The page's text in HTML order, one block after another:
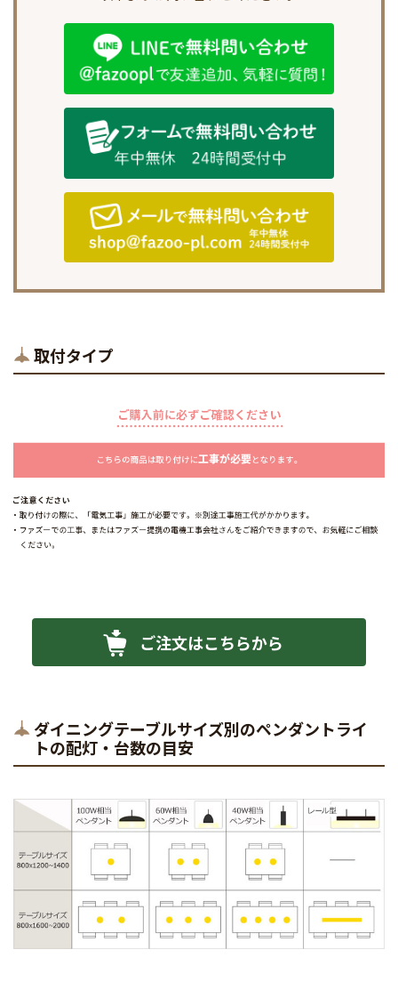
取付タイプ
ご注文はこちらから
ダイニングテーブルサイズ別のペンダントライ
トの配灯・台数の目安